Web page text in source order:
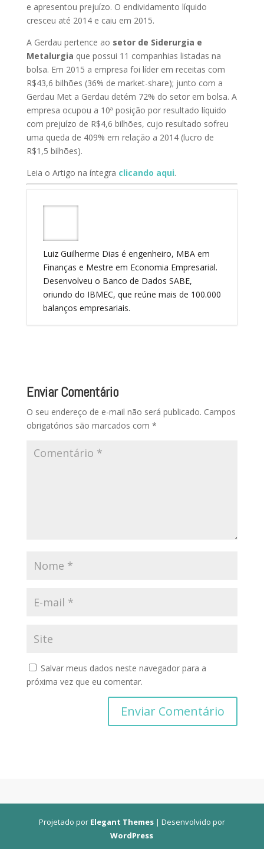
e apresentou prejuízo. O endividamento líquido
cresceu até 2014 e caiu em 2015.
A Gerdau pertence ao setor de Siderurgia e
Metalurgia que possui 11 companhias listadas na
bolsa. Em 2015 a empresa foi líder em receitas com
R$43,6 bilhões (36% de market-share); junto com a
Gerdau Met a Gerdau detém 72% do setor em bolsa. A
empresa ocupou a 10ª posição por resultado líquido
com prejuízo de R$4,6 bilhões, cujo resultado sofreu
uma queda de 409% em relação a 2014 (lucro de
R$1,5 bilhões).
Leia o Artigo na íntegra clicando aqui.
Luiz Guilherme Dias é engenheiro, MBA em
Finanças e Mestre em Economia Empresarial.
Desenvolveu o Banco de Dados SABE,
oriundo do IBMEC, que reúne mais de 100.000
balanços empresariais.
Enviar Comentário
O seu endereço de e-mail não será publicado. Campos
obrigatórios são marcados com *
Salvar meus dados neste navegador para a
próxima vez que eu comentar.
Projetado por Elegant Themes| Desenvolvido por
WordPress